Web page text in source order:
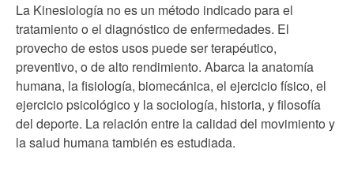
La Kinesiología no es un método indicado para el
tratamiento o el diagnóstico de enfermedades. El
provecho de estos usos puede ser terapéutico,
preventivo, o de alto rendimiento. Abarca la anatomía
humana, la fisiología, biomecánica, el ejercicio físico, el
ejercicio psicológico y la sociología, historia, y filosofía
del deporte. La relación entre la calidad del movimiento y
la salud humana también es estudiada.